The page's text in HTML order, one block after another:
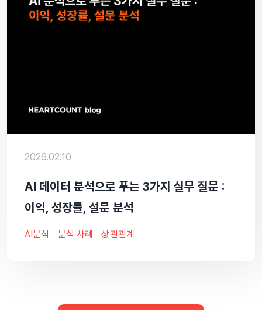
2026.02.10
AI 데이터 분석으로 푸는 3가지 실무 질문 :
이익, 성장률, 설문 분석
AI분석 분석 사례 상관관계